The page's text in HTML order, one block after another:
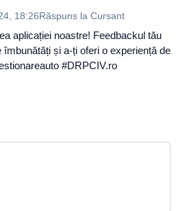
18:26Răspuns la Cursant
aplicației noastre! Feedbackul tău
și a-ți oferi o experiență de
#DRPCIV.ro